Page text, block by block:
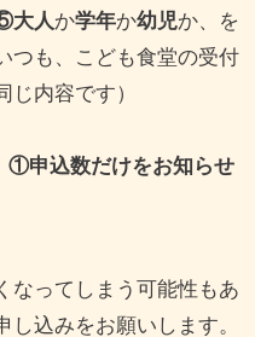
大人か学年か幼児か、を
つも、こども食堂の受付
内容です）
①申込数だけをお知らせ
なってしまう可能性もあ
込みをお願いします。